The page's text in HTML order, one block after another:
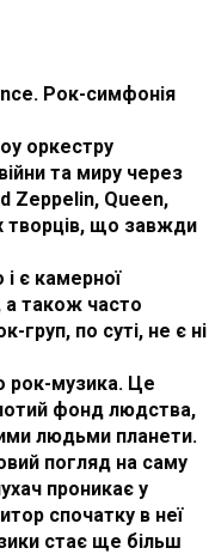
Рок-симфонія
оркестру
та миру через
Zeppelin, Queen,
творців, що завжди
є камерної
а також часто
груп, по суті, не є ні
рок-музика. Це
фонд людства,
людьми планети.
погляд на саму
проникає у
спочатку в неї
стає ще більш